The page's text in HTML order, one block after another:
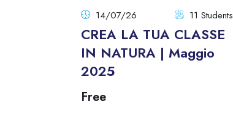
14/07/26 11 Students
CREA LA TUA CLASSE
IN NATURA | Maggio
2025
Free